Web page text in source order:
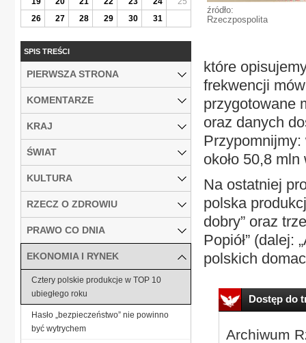
źródło:
Rzeczpospolita
które
frekwencji
przygotowane
oraz danych
Przypomnijmy:
około 50,8
Na ostatniej
polska
dobry” oraz
Popiół” (dalej:
polskich
Dostęp do
Archiwum
26
27 28 29 30 31
SPIS TREŚCI
PIERWSZA STRONA
KOMENTARZE
KRAJ
ŚWIAT
KULTURA
RZECZ O ZDROWIU
PRAWO CO DNIA
EKONOMIA I RYNEK
Cztery polskie produkcje w TOP 10
ubiegłego roku
Hasło „bezpieczeństwo” nie powinno
być wytrychem